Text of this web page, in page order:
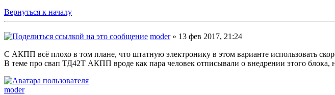
Вернуться к началу
moder» 13 фев 2017, 21:24
C АКПП всё плохо в том плане, что штатную электронику в этом варианте использовать
В теме про свап ТД42Т АКПП вроде как пара человек отписывали о внедрении этого блока,
moder